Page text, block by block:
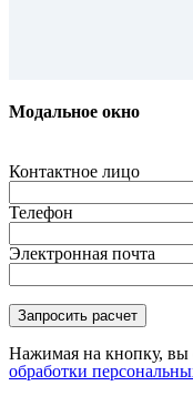
Модальное окно
Контактное лицо
Телефон
Электронная почта
Нажимая на кнопку, вы
обработки